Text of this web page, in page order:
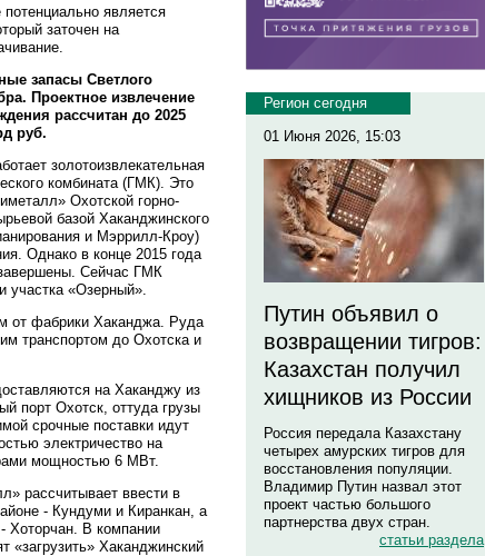
является
заточен на
запасы Светлого
Проектное извлечение
рассчитан до 2025
руб.
золотоизвлекательная
комбината (ГМК). Это
Охотской горно-
базой Хаканджинского
и Мэррилл-Кроу)
Однако в конце 2015 года
Сейчас ГМК
участка «Озерный».
от фабрики Хаканджа. Руда
транспортом до Охотска и
на Хаканджу из
порт Охотск, оттуда грузы
срочные поставки идут
электричество на
мощностью 6 MВт.
рассчитывает ввести в
- Кундуми и Киранкан, а
Хоторчан. В компании
«загрузить» Хаканджинский
Регион сегодня
01 Июня 2026, 15:03
Путин объявил о
возвращении тигров:
Казахстан получил
хищников из России
Россия передала Казахстану
четырех амурских тигров для
восстановления популяции.
Владимир Путин назвал этот
проект частью большого
партнерства двух стран.
статьи раздела